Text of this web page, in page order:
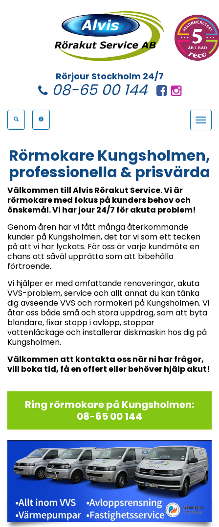
Rörjour Stockholm 24/7
08-65 00 144
Toggle
Rörmokare Kungsholmen,
professionella & prisvärda
Välkommen till Alvis Rörakut Service. Vi är
rörmokare med fokus på kunders behov och
önskemål. Vi har jour 24/7 för akuta problem!
Genom åren har vi fått många återkommande
kunder på Kungsholmen, det tar vi som ett tecken
på att vi har lyckats. För oss är varje kundmöte en
chans att såväl upprätta som att bibehålla
förtroende.
Vi hjälper er med omfattande renoveringar, akuta
VVS-problem, service och allt annat du kan tänka
dig avseende VVS och rörmokeri på Kungsholmen. Vi
åtar oss både små och stora uppdrag, som att byta
blandare, fixar stopp i avlopp, stoppar
vattenläckage och installerar diskmaskin hos dig på
Kungsholmen.
Välkommen att kontakta oss när ni har frågor,
vill boka tid, få en offert eller behöver hjälp akut!
Ring rörmokare på Kungsholmen:
08-65 00 144